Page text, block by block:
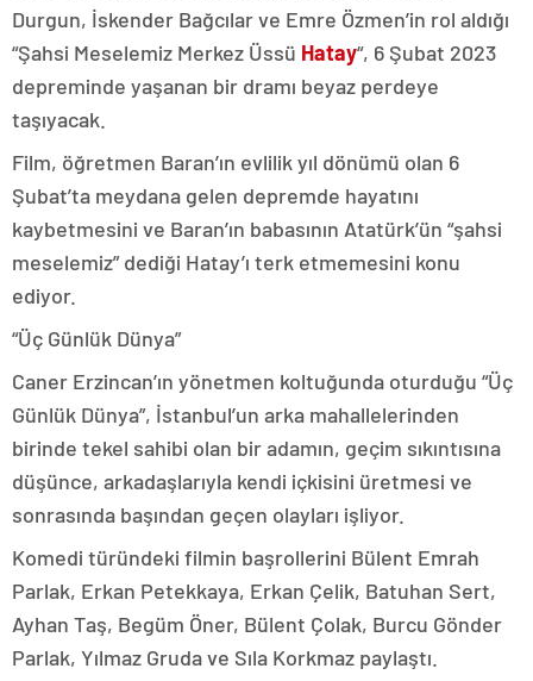
Durgun, İskender Bağcılar ve Emre Özmen’in rol aldığı
“Şahsi Meselemiz Merkez Üssü Hatay“, 6 Şubat 2023
depreminde yaşanan bir dramı beyaz perdeye
taşıyacak.
Film, öğretmen Baran’ın evlilik yıl dönümü olan 6
Şubat’ta meydana gelen depremde hayatını
kaybetmesini ve Baran’ın babasının Atatürk’ün “şahsi
meselemiz” dediği Hatay’ı terk etmemesini konu
ediyor.
“Üç Günlük Dünya”
Caner Erzincan’ın yönetmen koltuğunda oturduğu “Üç
Günlük Dünya”, İstanbul’un arka mahallelerinden
birinde tekel sahibi olan bir adamın, geçim sıkıntısına
düşünce, arkadaşlarıyla kendi içkisini üretmesi ve
sonrasında başından geçen olayları işliyor.
Komedi türündeki filmin başrollerini Bülent Emrah
Parlak, Erkan Petekkaya, Erkan Çelik, Batuhan Sert,
Ayhan Taş, Begüm Öner, Bülent Çolak, Burcu Gönder
Parlak, Yılmaz Gruda ve Sıla Korkmaz paylaştı.